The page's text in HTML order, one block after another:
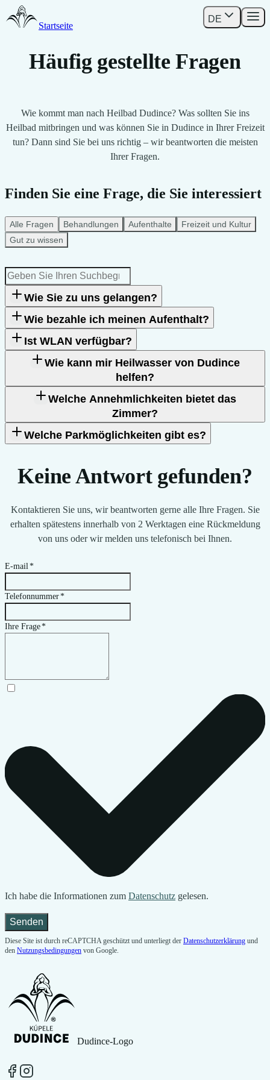
Startseite
DE
Häufig gestellte Fragen
Wie kommt man nach Heilbad Dudince? Was sollten Sie ins
Heilbad mitbringen und was können Sie in Dudince in Ihrer Freizeit
tun? Dann sind Sie bei uns richtig – wir beantworten die meisten
Ihrer Fragen.
Finden Sie eine Frage, die Sie interessiert
Alle Fragen Behandlungen Aufenthalte
Freizeit und Kultur
Gut zu wissen
Suchen
Wie Sie zu uns gelangen?
Wie bezahle ich meinen Aufenthalt?
Ist WLAN verfügbar?
Wie kann mir Heilwasser von Dudince
helfen?
Welche Annehmlichkeiten bietet das
Zimmer?
Welche Parkmöglichkeiten gibt es?
Keine Antwort gefunden?
Kontaktieren Sie uns, wir beantworten gerne alle Ihre Fragen. Sie
erhalten spätestens innerhalb von 2 Werktagen eine Rückmeldung
von uns oder wir melden uns telefonisch bei Ihnen.
E-mail*
Telefonnummer*
Ihre Frage*
Ich habe die Informationen zum Datenschutz gelesen.
Senden
Diese Site ist durch reCAPTCHA geschützt und unterliegt der Datenschutzerklärung und
den Nutzungsbedingungen von Google.
Dudince-Logo